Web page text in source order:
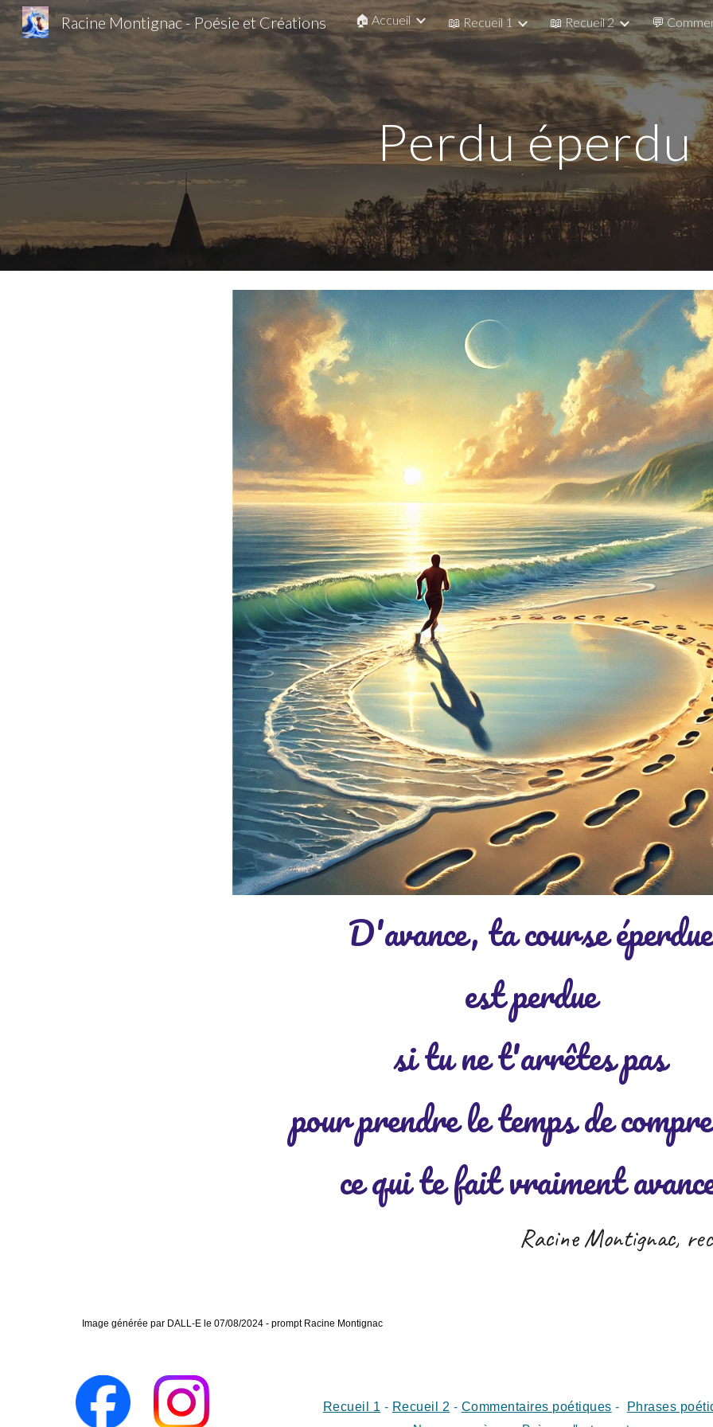
Skip to main content Skip to
Racine Montignac - Poésie et Créations 🏠 Accueil 📖 Recueil 1 📖 Recueil 2 💬
Perdu éperdu
D'avance, ta course
est perdue
si tu ne t'arrêtes pas
pour prendre le temps de
ce qui te fait vraiment
Racine Montignac,
Image générée par DALL-E le 07/08/2024 - prompt Racine Montignac
Recueil 1 - Recueil 2 - Commentaires poétiques - Phrases